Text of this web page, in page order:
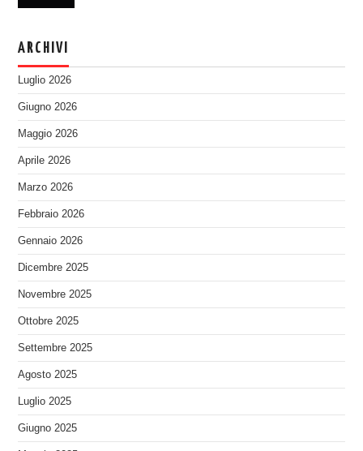
ARCHIVI
Luglio 2026
Giugno 2026
Maggio 2026
Aprile 2026
Marzo 2026
Febbraio 2026
Gennaio 2026
Dicembre 2025
Novembre 2025
Ottobre 2025
Settembre 2025
Agosto 2025
Luglio 2025
Giugno 2025